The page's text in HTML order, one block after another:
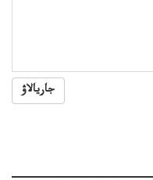
جاريالاۋ